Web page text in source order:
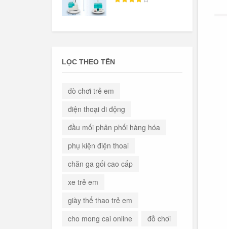
LỌC THEO TÊN
đò chơi trẻ em
điện thoại di động
đầu mối phân phối hàng hóa
phụ kiện điện thoai
chăn ga gối cao cấp
xe trẻ em
giày thể thao trẻ em
cho mong cai online
đồ chơi